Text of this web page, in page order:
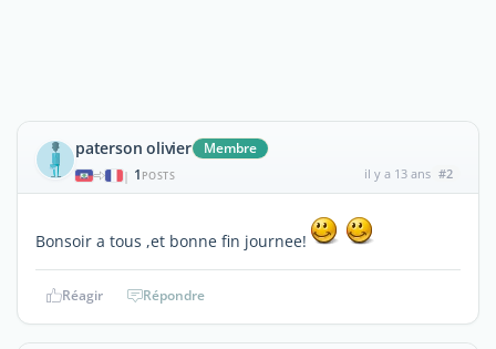
paterson olivier Membre
| 1 POSTS il y a 13 ans #2
Bonsoir a tous ,et bonne fin journee!
Réagir Répondre